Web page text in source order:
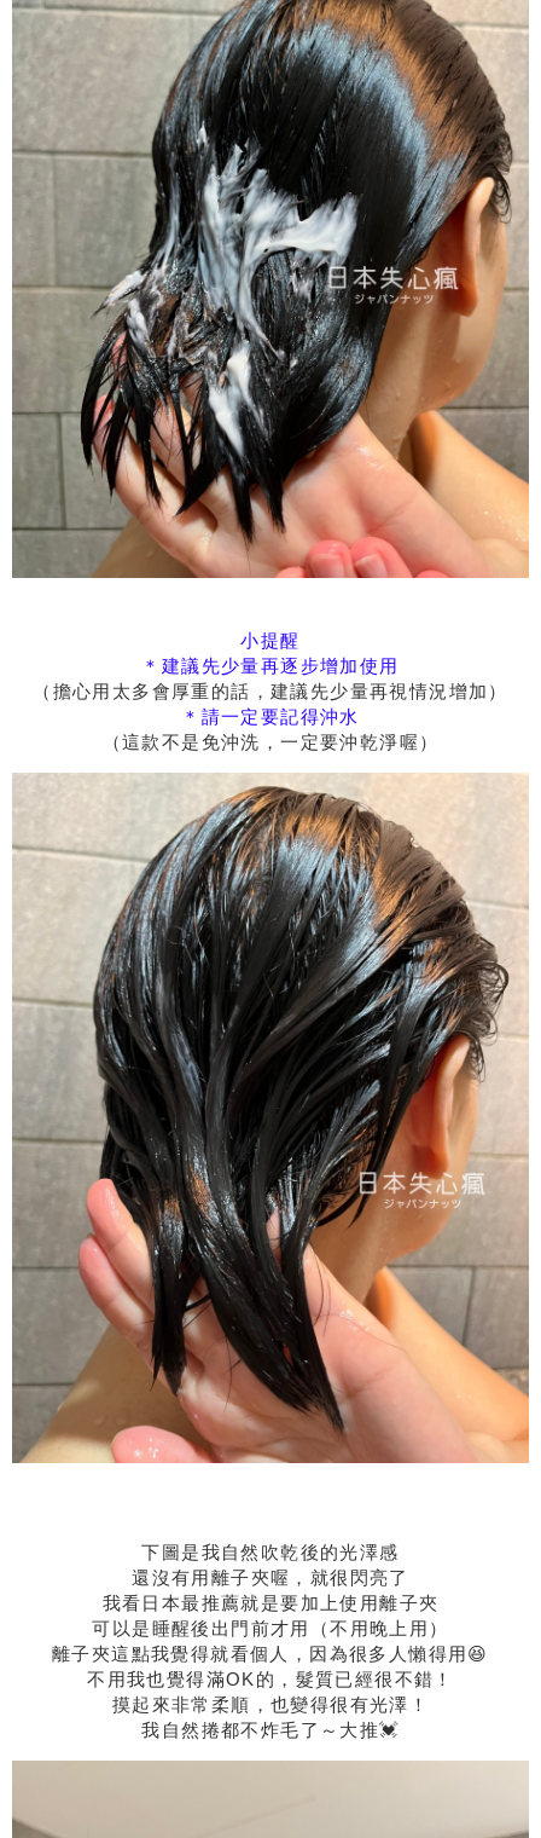
小提醒
＊建議先少量再逐步增加使用
（擔心用太多會厚重的話，建議先少量再視情況增加）
＊請一定要記得沖水
（這款不是免沖洗，一定要沖乾淨喔）
下圖是我自然吹乾後的光澤感
還沒有用離子夾喔，就很閃亮了
我看日本最推薦就是要加上使用離子夾
可以是睡醒後出門前才用（不用晚上用）
離子夾這點我覺得就看個人，因為很多人懶得用😆
不用我也覺得滿OK的，髮質已經很不錯！
摸起來非常柔順，也變得很有光澤！
我自然捲都不炸毛了～大推💓